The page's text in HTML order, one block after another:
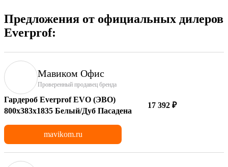
Предложения от официальных дилеров
Everprof:
Мавиком Офис
Проверенный продавец бренда
Гардероб Everprof EVO (ЭВО)
800х383x1835 Белый/Дуб Пасадена
17 392 ₽
mavikom.ru